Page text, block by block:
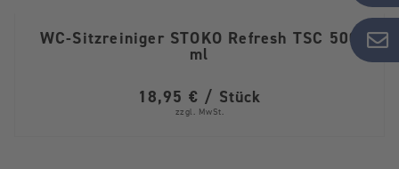
WC-Sitzreiniger STOKO Refresh TSC 500
ml
18,95 € / Stück
zzgl. MwSt.